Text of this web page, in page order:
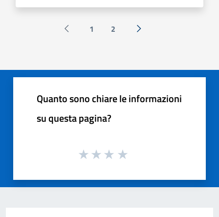
Pagina precedente
1 2 Successiva »
Quanto sono chiare le informazioni
su questa pagina?